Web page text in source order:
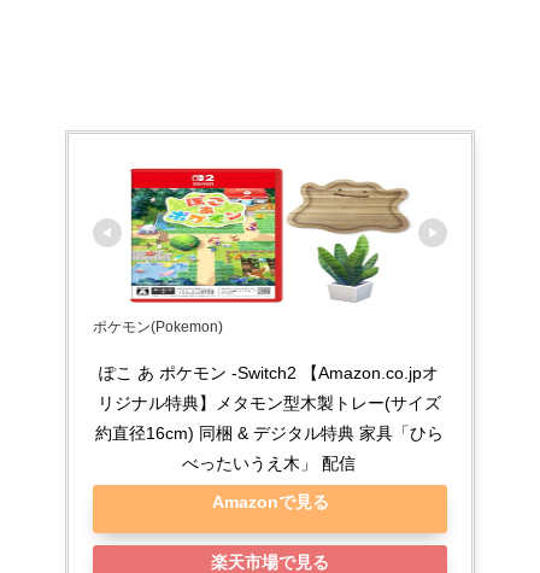
ポケモン(Pokemon)
ぽこ あ ポケモン -Switch2 【Amazon.co.jpオ
リジナル特典】メタモン型木製トレー(サイズ
約直径16cm) 同梱 & デジタル特典 家具「ひら
べったいうえ木」 配信
Amazonで見る
楽天市場で見る